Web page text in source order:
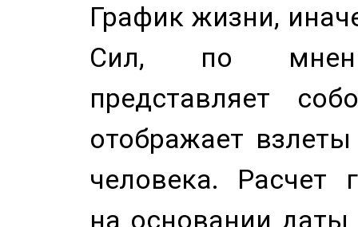
График жизни,
Сил, по
представляет
отображает
человека. Расчет
на основании